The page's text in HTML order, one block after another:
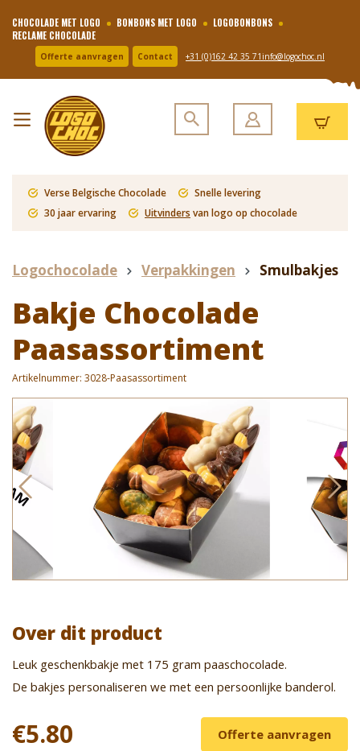
CHOCOLADE MET LOGO BONBONS MET LOGO
LOGOBONBONS
RECLAME CHOCOLADE
Offerte aanvragen Contact +31 (0)162 42 35 71 info@logochoc.nl
Verse Belgische Chocolade
Snelle levering
30 jaar ervaring
Uitvinders van logo op chocolade
Logochocolade Verpakkingen Smulbakjes
Bakje Chocolade
Paasassortiment
Artikelnummer: 3028-Paasassortiment
Over dit product
Leuk geschenkbakje met 175 gram paaschocolade.
De bakjes personaliseren we met een persoonlijke banderol.
€5.80 Offerte aanvragen